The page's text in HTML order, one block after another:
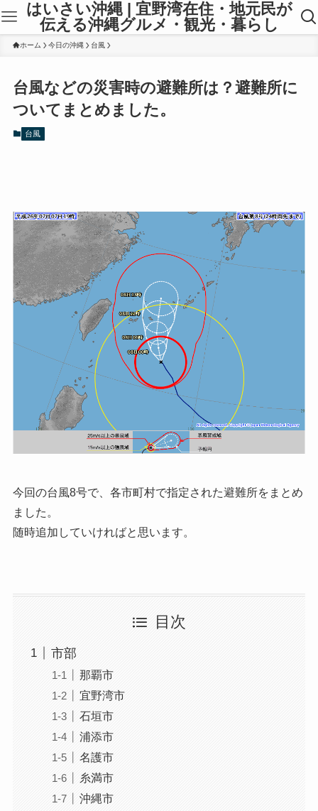
はいさい沖縄 | 宜野湾在住・地元民が
伝える沖縄グルメ・観光・暮らし
ホーム 今日の沖縄 台風
台風などの災害時の避難所は？避難所に
ついてまとめました。
台風
今回の台風8号で、各市町村で指定された避難所をまとめ
ました。
随時追加していければと思います。
目次
市部
那覇市
宜野湾市
石垣市
浦添市
名護市
糸満市
沖縄市